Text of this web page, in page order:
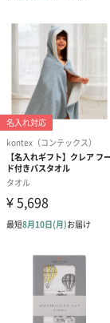
場合がございます
英数字（筆記体）
円）
お渡し用の紙袋で
商品に合わせたサ